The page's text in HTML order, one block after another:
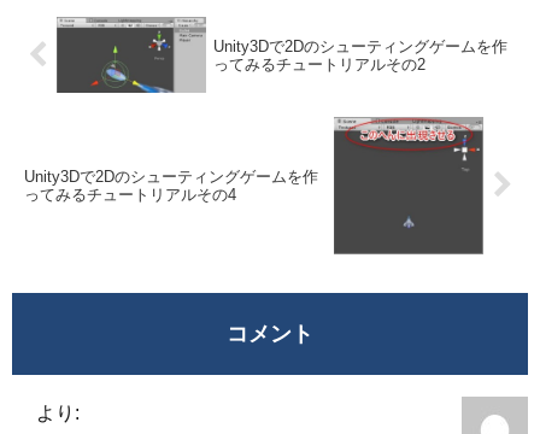
Unity3Dで2Dのシューティングゲームを作
ってみるチュートリアルその2
Unity3Dで2Dのシューティングゲームを作
ってみるチュートリアルその4
コメント
より: